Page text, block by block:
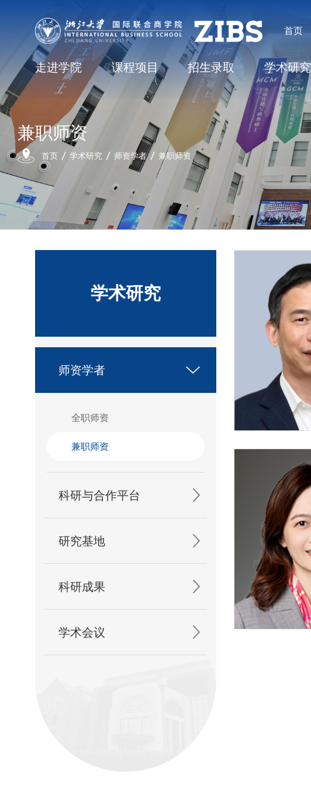
首页
走进学院 课程项目 招生录取 学术研究
兼职师资
首页 学术研究 师资学者 兼职师资
学术研究
师资学者
全职师资
兼职师资
科研与合作平台
研究基地
科研成果
学术会议